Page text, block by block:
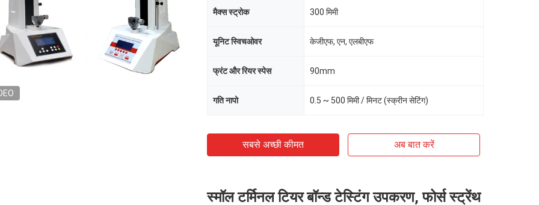
मैक्स स्ट्रोक 300 मिमी
यूनिट स्विचओवर केजीएफ, एन, एलबीएफ
फ्रंट और रियर स्पेस 90mm
गति नापो 0.5 ~ 500 मिमी / मिनट (स्क्रीन सेटिंग)
सबसे अच्छी कीमत अब बात करें
स्मॉल टर्मिनल टियर बॉन्ड टेस्टिंग उपकरण, फोर्स स्ट्रेंथ